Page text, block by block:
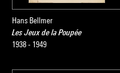
Hans Bellmer
Les Jeux de la Poupée
1938 - 1949